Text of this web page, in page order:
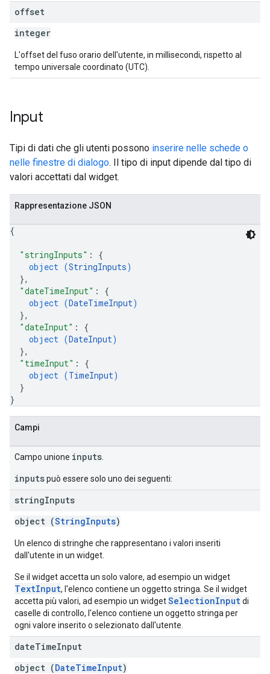
offset
integer
L'offset del fuso orario dell'utente, in millisecondi, rispetto al
tempo universale coordinato (UTC).
Input
Tipi di dati che gli utenti possono inserire nelle schede o
nelle finestre di dialogo. Il tipo di input dipende dal tipo di
valori accettati dal widget.
Rappresentazione JSON
{
"stringInputs" : {
object (StringInputs)
},
"dateTimeInput" : {
object (DateTimeInput)
},
"dateInput" : {
object (DateInput)
},
"timeInput" : {
object (TimeInput)
}
}
Campi
Campo unione inputs
inputspuò essere solo uno dei seguenti:
stringInputs
object (StringInputs)
Un elenco di stringhe che rappresentano i valori inseriti
dall'utente in un widget.
Se il widget accetta un solo valore, ad esempio un widget
TextInput, l'elenco contiene un oggetto stringa. Se il widget
accetta più valori, ad esempio un widgetSelectionInputdi
caselle di controllo, l'elenco contiene un oggetto stringa per
ogni valore inserito o selezionato dall'utente.
dateTimeInput
object (DateTimeInput)